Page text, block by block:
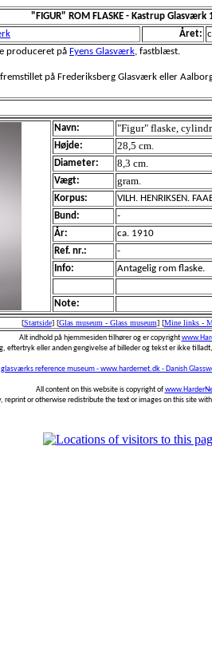
"FIGUR" ROM FLASKE - Kastrup Glasværk
Året:
produceret på Fyens Glasværk, fastblæst.
på Frederiksberg Glasværk eller
Navn:
"Figur" flaske,
Højde: 28,5 cm.
Diameter: 8,3 cm.
Vægt: gram.
Korpus:
VILH. HENRIKSEN.
Bund:
-
År:
ca. 1910
Ref. nr.:
-
Info:
Antagelig rom flaske.
Note:
[Startside] [Glas museum - Glass museum] [Mine links -
Alt indhold på hjemmesiden tilhører og er copyright
eftertryk eller anden gengivelse af billeder og tekst er ikke
glasværks reference museum - www.hardernet.dk - Danish
All content on this website is copyright of
reprint or otherwise redistribute the text or images on this site